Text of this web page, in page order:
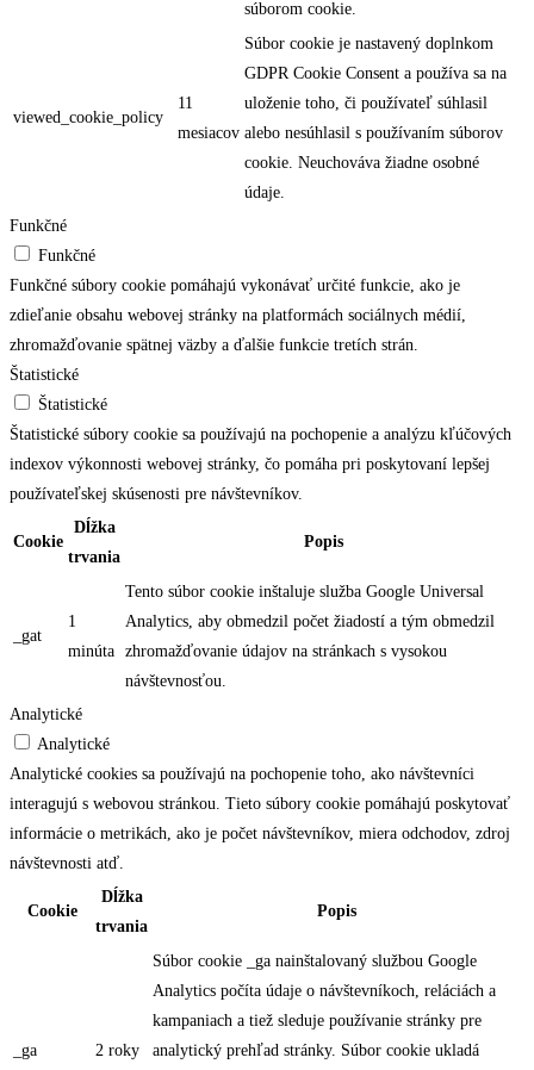
súborom cookie.
viewed_cookie_policy
11
mesiacov
Súbor cookie je nastavený doplnkom
GDPR Cookie Consent a používa sa na
uloženie toho, či používateľ súhlasil
alebo nesúhlasil s používaním súborov
cookie. Neuchováva žiadne osobné
údaje.
Funkčné
Funkčné
Funkčné súbory cookie pomáhajú vykonávať určité funkcie, ako je
zdieľanie obsahu webovej stránky na platformách sociálnych médií,
zhromažďovanie spätnej väzby a ďalšie funkcie tretích strán.
Štatistické
Štatistické
Štatistické súbory cookie sa používajú na pochopenie a analýzu kľúčových
indexov výkonnosti webovej stránky, čo pomáha pri poskytovaní lepšej
používateľskej skúsenosti pre návštevníkov.
Cookie
Dĺžka
trvania
Popis
_gat
1
minúta
Tento súbor cookie inštaluje služba Google Universal
Analytics, aby obmedzil počet žiadostí a tým obmedzil
zhromažďovanie údajov na stránkach s vysokou
návštevnosťou.
Analytické
Analytické
Analytické cookies sa používajú na pochopenie toho, ako návštevníci
interagujú s webovou stránkou. Tieto súbory cookie pomáhajú poskytovať
informácie o metrikách, ako je počet návštevníkov, miera odchodov, zdroj
návštevnosti atď.
Cookie
Dĺžka
trvania
Popis
_ga 2 roky
Súbor cookie _ga nainštalovaný službou Google
Analytics počíta údaje o návštevníkoch, reláciách a
kampaniach a tiež sleduje používanie stránky pre
analytický prehľad stránky. Súbor cookie ukladá